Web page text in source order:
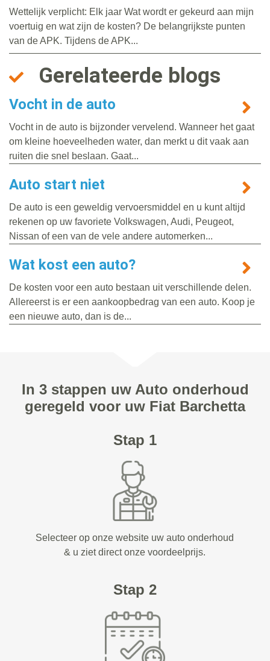
Wettelijk verplicht: Elk jaar Wat wordt er gekeurd aan mijn
voertuig en wat zijn de kosten? De belangrijkste punten
van de APK. Tijdens de APK...
Gerelateerde blogs
Vocht in de auto
Vocht in de auto is bijzonder vervelend. Wanneer het gaat
om kleine hoeveelheden water, dan merkt u dit vaak aan
ruiten die snel beslaan. Gaat...
Auto start niet
De auto is een geweldig vervoersmiddel en u kunt altijd
rekenen op uw favoriete Volkswagen, Audi, Peugeot,
Nissan of een van de vele andere automerken...
Wat kost een auto?
De kosten voor een auto bestaan uit verschillende delen.
Allereerst is er een aankoopbedrag van een auto. Koop je
een nieuwe auto, dan is de...
In 3 stappen uw Auto onderhoud
geregeld voor uw Fiat Barchetta
Stap 1
Selecteer op onze website uw auto onderhoud
& u ziet direct onze voordeelprijs.
Stap 2